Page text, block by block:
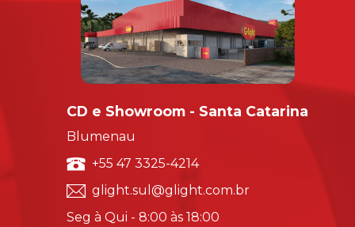
CD e Showroom - Santa Catarina
Blumenau
+55 47 3325-4214
glight.sul@glight.com.br
Seg à Qui - 8:00 às 18:00